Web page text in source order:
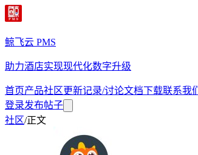
鲸飞云 PMS
助力酒店实现现代化数字升级
首页产品社区更新记录/讨论文档下载联系我们
登录发布帖子
社区/正文